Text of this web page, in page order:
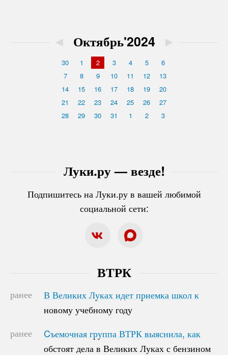
Луки.ру — везде!
Подпишитесь на Луки.ру в вашей любимой
социальной сети:
◄ Октябрь'2024 ►
30 1 2 3 4 5
6
7
8 9 10 11 12
13
14
15 16 17 18 19
20
21
22 23 24 25 26
27
28
29 30 31 1 2 3
ВТРК
ранее
В Великих Луках идет приемка школ к
новому учебному году
В Великих Луках идет приемка школ к
новому учебному году
ранее
Cъемочная группа ВТРК выяснила, как
обстоят дела в Великих Луках с бензином
Cъемочная группа ВТРК выяснила, как
обстоят дела в Великих Луках с бензином